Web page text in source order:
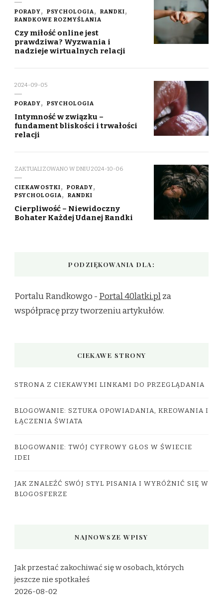
PORADY PSYCHOLOGIA
RANDKI
RANDKOWE ROZMYŚLANIA
Czy miłość online jest
prawdziwa? Wyzwania i
nadzieje wirtualnych relacji
2024-09-05
PORADY PSYCHOLOGIA
Intymność w związku –
fundament bliskości i trwałości
relacji
ZAKTUALIZOWANO W DNIU2024-10-06
CIEKAWOSTKI
PORADY
PSYCHOLOGIA
RANDKI
Cierpliwość – Niewidoczny
Bohater Każdej Udanej Randki
PODZIĘKOWANIA DLA:
Portalu Randkowgo - Portal 40latki.plza
współpracę przy tworzeniu artykułów.
CIEKAWE STRONY
STRONA Z CIEKAWYMI LINKAMI DO PRZEGLĄDANIA
BLOGOWANIE: SZTUKA OPOWIADANIA, KREOWANIA I
ŁĄCZENIA ŚWIATA
BLOGOWANIE: TWÓJ CYFROWY GŁOS W ŚWIECIE
IDEI
JAK ZNALEŹĆ SWÓJ STYL PISANIA I WYRÓŻNIĆ SIĘ W
BLOGOSFERZE
NAJNOWSZE WPISY
Jak przestać zakochiwać się w osobach, których
jeszcze nie spotkałeś
2026-08-02